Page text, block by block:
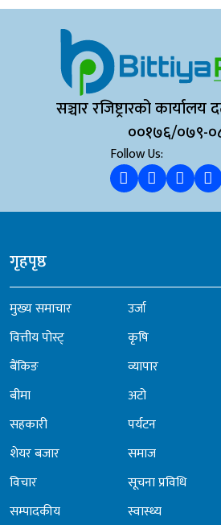
सञ्चार रजिष्ट्रारको कार्यालय
००१७६/०७९-
Follow Us:
गृहपृष्ठ
मुख्य समाचार
वित्तीय पोस्ट्
बैंकिङ
बीमा
सहकारी
शेयर बजार
विचार
सम्पादकीय
उर्जा
कृषि
व्यापार
अटो
पर्यटन
समाज
सूचना प्रविधि
स्वास्थ्य